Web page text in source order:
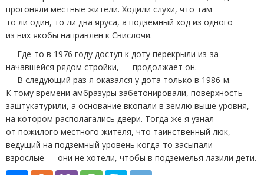
прогоняли местные жители. Ходили слухи, что там
то ли один, то ли два яруса, а подземный ход из одного
из них якобы направлен к Свислочи.
— Где-то в 1976 году доступ к доту перекрыли из-за
начавшейся рядом стройки, — продолжает он.
— В следующий раз я оказался у дота только в 1986-м.
К тому времени амбразуры забетонировали, поверхность
заштукатурили, а основание вкопали в землю выше уровня,
на котором располагались двери. Тогда же я узнал
от пожилого местного жителя, что таинственный люк,
ведущий на подземный уровень когда-то засыпали
взрослые — они не хотели, чтобы в подземелья лазили дети.